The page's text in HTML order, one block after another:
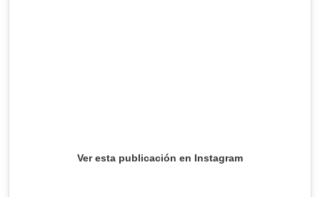
Ver esta publicación en Instagram